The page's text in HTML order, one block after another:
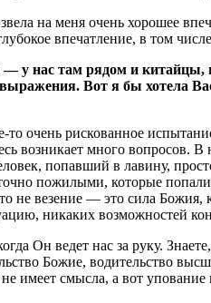
на меня очень хорошее
впечатление, в том числе
у нас там рядом и
Вот я бы хотела
очень рискованное
возникает много
попавший в лавину,
пожилыми, которые
везение — это сила Божия,
никаких возможностей
Он ведет нас за руку.
Божие, водительство
имеет смысла, а вот